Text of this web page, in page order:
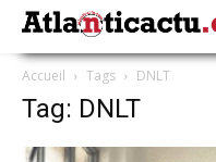
Accueil Tags DNLT
Tag: DNLT